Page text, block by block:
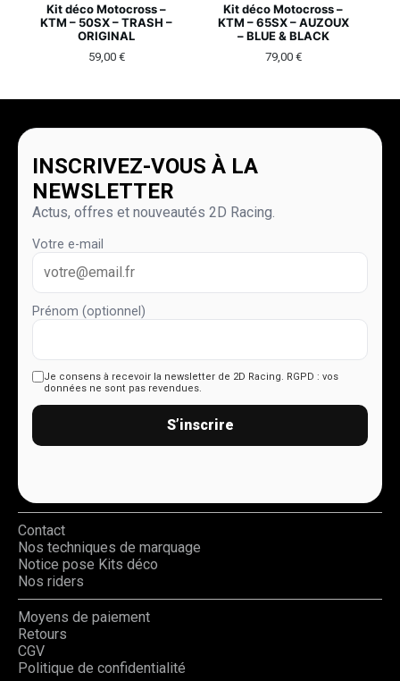
Kit déco Motocross –
KTM – 50SX – TRASH –
ORIGINAL
59,00 €
Kit déco Motocross –
KTM – 65SX – AUZOUX
– BLUE & BLACK
79,00 €
INSCRIVEZ-VOUS À LA
NEWSLETTER
Actus, offres et nouveautés 2D Racing.
Votre e-mail
Prénom (optionnel)
Je consens à recevoir la newsletter de 2D Racing. RGPD : vos
données ne sont pas revendues.
S’inscrire
Contact
Nos techniques de marquage
Notice pose Kits déco
Nos riders
Moyens de paiement
Retours
CGV
Politique de confidentialité